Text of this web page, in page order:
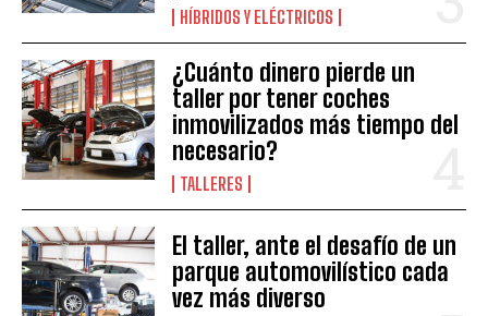
HÍBRIDOS Y ELÉCTRICOS
¿Cuánto dinero pierde un
taller por tener coches
inmovilizados más tiempo del
necesario?
TALLERES
El taller, ante el desafío de un
parque automovilístico cada
vez más diverso